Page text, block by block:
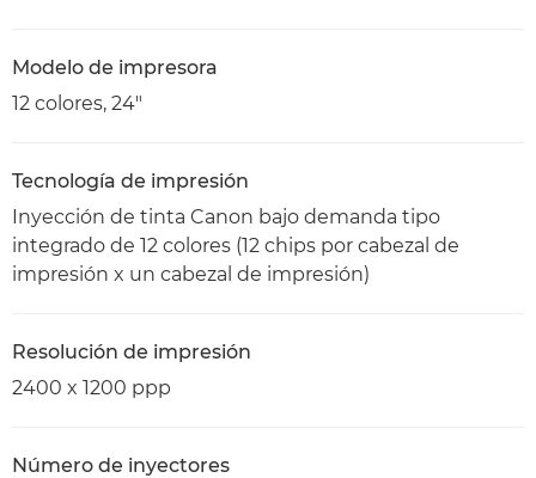
Modelo de impresora
12 colores, 24"
Tecnología de impresión
Inyección de tinta Canon bajo demanda tipo
integrado de 12 colores (12 chips por cabezal de
impresión x un cabezal de impresión)
Resolución de impresión
2400 x 1200 ppp
Número de inyectores